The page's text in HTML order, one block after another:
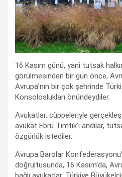
16 Kasım günü, yani tutsak
görülmesinden bir gün önce,
Avrupa’nın bir çok şehrinde
Konsoloslukları önündeydiler.
Avukatlar, cüppeleriyle
avukat Ebru Timtik’i andılar,
özgürlük istediler.
Avrupa Barolar
doğrultusunda, 16 Kasım’da,